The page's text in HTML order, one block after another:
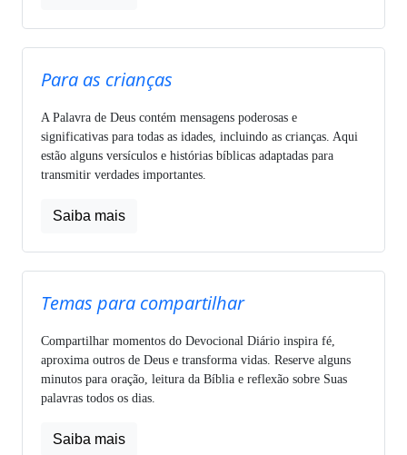
Para as crianças
A Palavra de Deus contém mensagens poderosas e
significativas para todas as idades, incluindo as crianças. Aqui
estão alguns versículos e histórias bíblicas adaptadas para
transmitir verdades importantes.
Saiba mais
Temas para compartilhar
Compartilhar momentos do Devocional Diário inspira fé,
aproxima outros de Deus e transforma vidas. Reserve alguns
minutos para oração, leitura da Bíblia e reflexão sobre Suas
palavras todos os dias.
Saiba mais